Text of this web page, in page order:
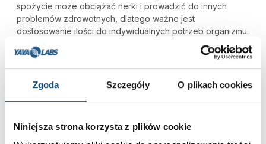
Zgoda Szczegóły O plikach cookies
Niniejsza strona korzysta z plików cookie
spożycie może obciążać nerki i prowadzić do innych
problemów zdrowotnych, dlatego ważne jest
dostosowanie ilości do indywidualnych potrzeb organizmu.
ODŻYWKA BIAŁKOWA NA NOC – JAK
JĄ STOSOWAĆ?
Aby uzyskać najlepsze efekty, zaleca się spożycie porcji
odżywki zawierającej około 20–30 gramów białka na 30–